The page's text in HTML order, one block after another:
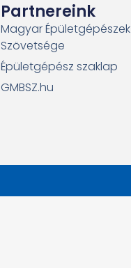
Partnereink
Magyar Épületgépészek
Szövetsége
Épületgépész szaklap
GMBSZ.hu